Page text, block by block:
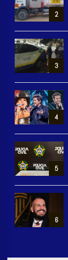
2
3
4
5
6